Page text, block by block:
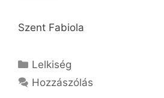
Szent Fabiola
Kategória
Lelkiség
Hozzászólás